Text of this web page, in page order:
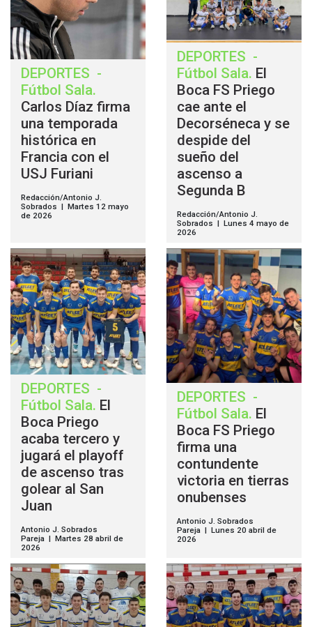
DEPORTES -
Fútbol Sala.
Carlos Díaz firma
una temporada
histórica en
Francia con el
USJ Furiani
Redacción/Antonio J.
Sobrados | Martes 12 mayo
de 2026
DEPORTES -
Fútbol Sala. El
Boca FS Priego
cae ante el
Decorséneca y se
despide del
sueño del
ascenso a
Segunda B
Redacción/Antonio J.
Sobrados | Lunes 4 mayo de
2026
DEPORTES -
Fútbol Sala. El
Boca Priego
acaba tercero y
jugará el playoff
de ascenso tras
golear al San
Juan
Antonio J. Sobrados
Pareja | Martes 28 abril de
2026
DEPORTES -
Fútbol Sala. El
Boca FS Priego
firma una
contundente
victoria en tierras
onubenses
Antonio J. Sobrados
Pareja | Lunes 20 abril de
2026